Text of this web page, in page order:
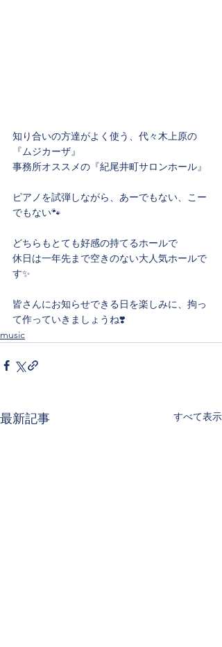
知り合いの方達がよく使う、代々木上原の
『ムジカーザ』
事務所オススメの『紀尾井町サロンホール』
ピアノを試弾しながら、あーでもない、こー
でもない🐾
どちらもとても好感の持てるホールで
休日は一年先まで空きのない大人気ホールで
す✨
皆さんにお知らせできる日を楽しみに、拘っ
て作っていきましょうね❣️
music
最新記事 すべて表示